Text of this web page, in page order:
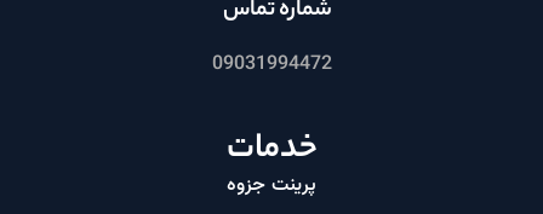
شماره تماس
09031994472
خدمات
پرینت جزوه